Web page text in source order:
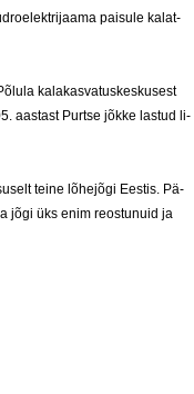
pai­su­le ka­lat­
ka­la­kas­va­tus­kes­ku­sest
aas­tast Purt­se jõkke las­tud li­
tei­ne lõhejõgi Ees­tis. Pä­
jõgi üks enim reos­tu­nuid ja